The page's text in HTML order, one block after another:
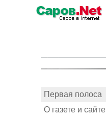
Первая полоса
О газете и сайте